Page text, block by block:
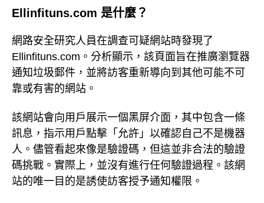
Ellinfituns.com 是什麼？
網路安全研究人員在調查可疑網站時發現了
Ellinfituns.com。分析顯示，該頁面旨在推廣瀏覽器
通知垃圾郵件，並將訪客重新導向到其他可能不可
靠或有害的網站。
該網站會向用戶展示一個黑屏介面，其中包含一條
訊息，指示用戶點擊「允許」以確認自己不是機器
人。儘管看起來像是驗證碼，但這並非合法的驗證
碼挑戰。實際上，並沒有進行任何驗證過程。該網
站的唯一目的是誘使訪客授予通知權限。